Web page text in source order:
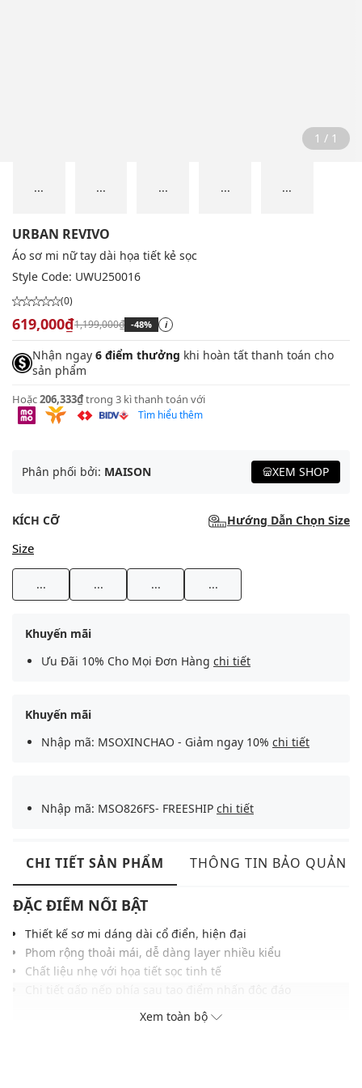
1 / 1
... ... ... ... ...
URBAN REVIVO
Áo sơ mi nữ tay dài họa tiết kẻ sọc
Style Code: UWU250016
(0)
619,000₫1,199,000₫ -48% i
Nhận ngay 6 điểm thưởng khi hoàn tất thanh toán cho
sản phẩm
Hoặc206,333₫trong 3 kì thanh toán với
Tìm hiểu thêm
Phân phối bởi: MAISON XEM SHOP
KÍCH CỠ Hướng Dẫn Chọn Size
Size
... ... ... ...
Khuyến mãi
Ưu Đãi 10% Cho Mọi Đơn Hàng chi tiết
Khuyến mãi
Nhập mã: MSOXINCHAO - Giảm ngay 10% chi tiết
Nhập mã: MSO826FS- FREESHIP chi tiết
CHI TIẾT SẢN PHẨM THÔNG TIN BẢO QUẢN
ĐẶC ĐIỂM NỔI BẬT
Thiết kế sơ mi dáng dài cổ điển, hiện đại
Phom rộng thoải mái, dễ dàng layer nhiều kiểu
Chất liệu nhẹ với họa tiết sọc tinh tế
Màu trắng thanh lịch, dễ kết hợp quần jean, chân váy
Xem toàn bộ